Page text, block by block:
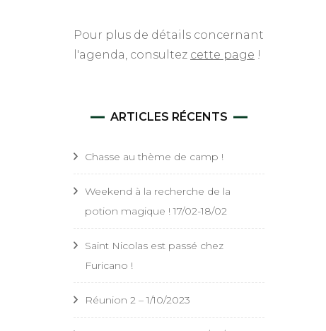
Pour plus de détails concernant
l'agenda, consultez cette page !
ARTICLES RÉCENTS
Chasse au thème de camp !
Weekend à la recherche de la
potion magique ! 17/02-18/02
Saint Nicolas est passé chez
Furicano !
Réunion 2 – 1/10/2023